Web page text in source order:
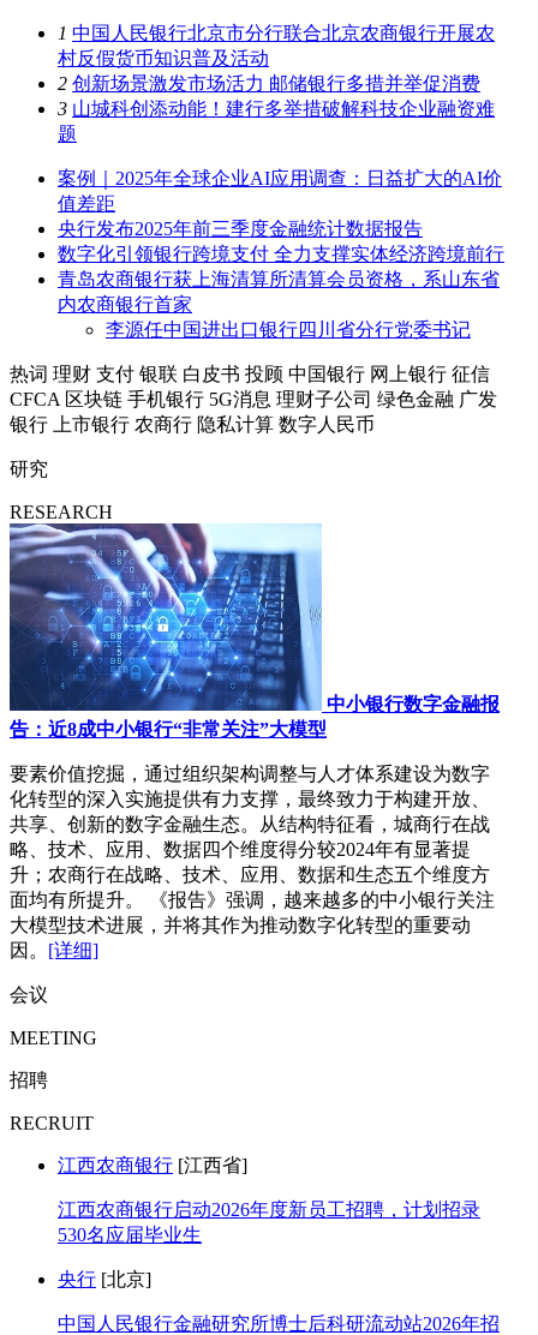
1 中国人民银行北京市分行联合北京农商银行开展农
村反假货币知识普及活动
2 创新场景激发市场活力 邮储银行多措并举促消费
3 山城科创添动能！建行多举措破解科技企业融资难
题
案例｜2025年全球企业AI应用调查：日益扩大的AI价
值差距
央行发布2025年前三季度金融统计数据报告
数字化引领银行跨境支付 全力支撑实体经济跨境前行
青岛农商银行获上海清算所清算会员资格，系山东省
内农商银行首家
李源任中国进出口银行四川省分行党委书记
热词 理财 支付 银联 白皮书 投顾 中国银行 网上银行 征信
CFCA 区块链 手机银行 5G消息 理财子公司 绿色金融 广发
银行
上市银行 农商行 隐私计算 数字人民币
研究
RESEARCH
中小银行数字金融报
告：近8成中小银行“非常关注”大模型
要素价值挖掘，通过组织架构调整与人才体系建设为数字
化转型的深入实施提供有力支撑，最终致力于构建开放、
共享、创新的数字金融生态。从结构特征看，城商行在战
略、技术、应用、数据四个维度得分较2024年有显著提
升；农商行在战略、技术、应用、数据和生态五个维度方
面均有所提升。 《报告》强调，越来越多的中小银行关注
大模型技术进展，并将其作为推动数字化转型的重要动
因。 [详细]
会议
MEETING
招聘
RECRUIT
江西农商银行 [江西省]
江西农商银行启动2026年度新员工招聘，计划招录
530名应届毕业生
央行 [北京]
中国人民银行金融研究所博士后科研流动站2026年招